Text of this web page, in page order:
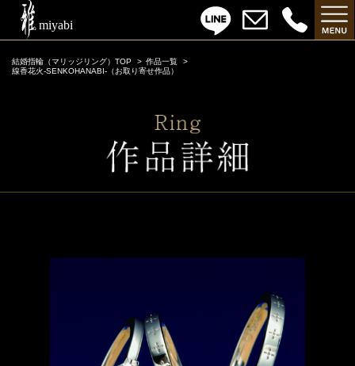
結婚指輪（マリッジリング）TOP
作品一覧
線香花火-SENKOHANABI-（お取り寄せ作品）